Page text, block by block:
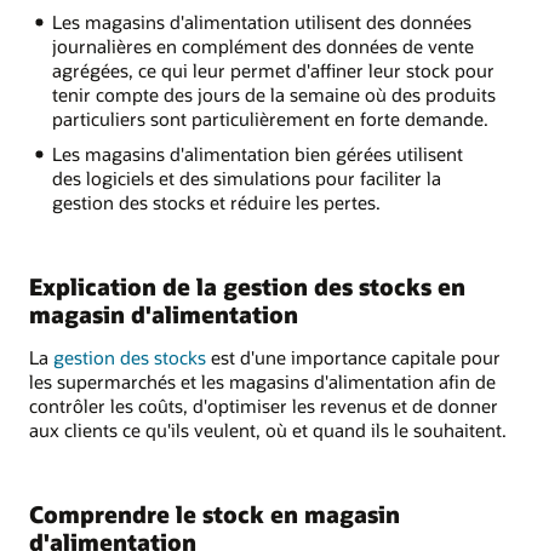
Les magasins d'alimentation utilisent des données
journalières en complément des données de vente
agrégées, ce qui leur permet d'affiner leur stock pour
tenir compte des jours de la semaine où des produits
particuliers sont particulièrement en forte demande.
Les magasins d'alimentation bien gérées utilisent
des logiciels et des simulations pour faciliter la
gestion des stocks et réduire les pertes.
Explication de la gestion des stocks en
magasin d'alimentation
La gestion des stocks est d'une importance capitale pour
les supermarchés et les magasins d'alimentation afin de
contrôler les coûts, d'optimiser les revenus et de donner
aux clients ce qu'ils veulent, où et quand ils le souhaitent.
Comprendre le stock en magasin
d'alimentation